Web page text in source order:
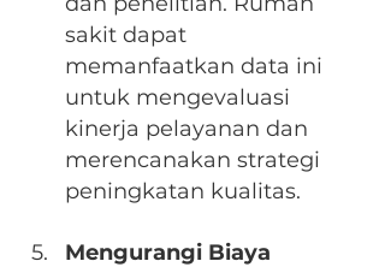
sakit dapat
memanfaatkan data ini
untuk mengevaluasi
kinerja pelayanan dan
merencanakan strategi
peningkatan kualitas.
Mengurangi Biaya